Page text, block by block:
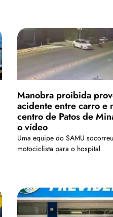
Manobra proibida
acidente entre carro e
centro de Patos de
o vídeo
Uma equipe do SAMU
motociclista para o hospital